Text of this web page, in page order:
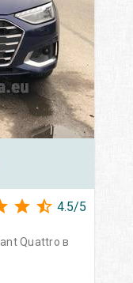
4.5/5
Quattro в